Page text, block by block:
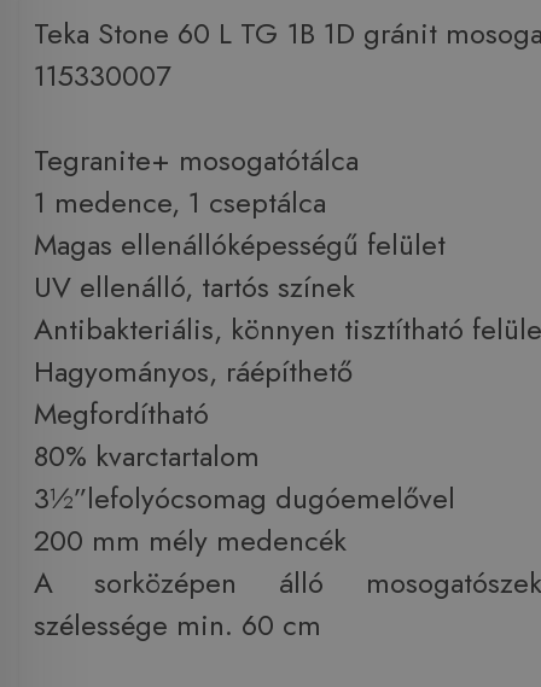
Teka Stone 60 L TG 1B 1D gránit
115330007
Tegranite+ mosogatótálca
1 medence, 1 cseptálca
Magas ellenállóképességű felület
UV ellenálló, tartós színek
Antibakteriális, könnyen tisztítható
Hagyományos, ráépíthető
Megfordítható
80% kvarctartalom
3½”lefolyócsomag dugóemelővel
200 mm mély medencék
A sorközépen álló
szélessége min. 60 cm